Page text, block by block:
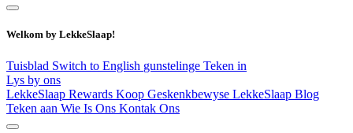
Welkom by LekkeSlaap!
Tuisblad Switch to English gunstelinge Teken in
Lys by ons
LekkeSlaap Rewards Koop Geskenkbewyse LekkeSlaap Blog
Teken aan Wie Is Ons Kontak Ons